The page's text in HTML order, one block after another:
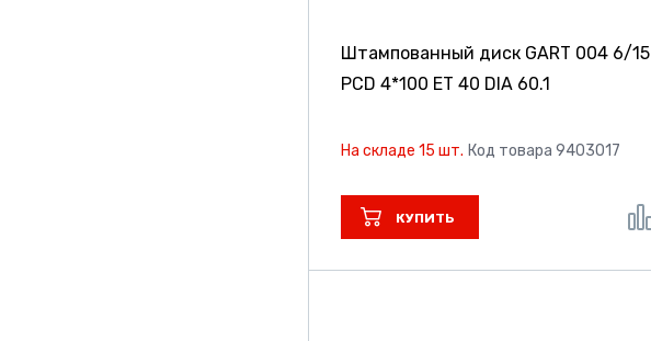
Штампованный диск GART 004 6/15
PCD 4*100 ET 40 DIA 60.1
На складе 15 шт. Код товара 9403017
КУПИТЬ